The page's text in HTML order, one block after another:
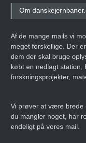
Om
Af de mange mails vi
meget forskellige. Der
dem der skal bruge
købt en nedlagt station,
forskningsprojekter,
Vi prøver at være brede
du mangler noget, har
endeligt på vores mail.